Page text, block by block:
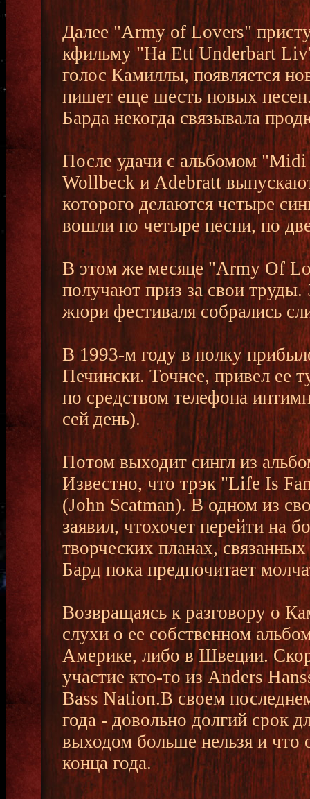
Далее "Army of Lovers"
кфильму "Ha Ett Underbart
голос Камиллы, появляется
пишет еще шесть новых
Барда некогда связывала
После удачи с альбомом
Wollbeck и Adebratt
которого делаются четыре
вошли по четыре песни, по
В этом же месяце "Army Of
получают приз за свои
жюри фестиваля собрались
В 1993-м году в полку
Печински. Точнее, привел ее
по средством телефона
сей день).
Потом выходит сингл из
Известно, что трэк "Life Is
(John Scatman). В одном из
заявил, чтохочет перейти на
творческих планах,
Бард пока предпочитает
Возвращаясь к разговору о
слухи о ее собственном
Америке, либо в Швеции.
участие кто-то из Anders
Bass Nation.В своем
года - довольно долгий срок
выходом больше нельзя и что
конца года.